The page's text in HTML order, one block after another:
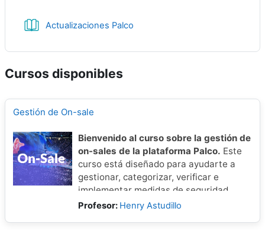
Actualizaciones Palco
Cursos disponibles
Gestión de On-sale
Bienvenido al curso sobre la gestión de
on-sales de la plataforma Palco. Este
curso está diseñado para ayudarte a
gestionar, categorizar, verificar e
implementar medidas de seguridad.
Profesor: Henry Astudillo